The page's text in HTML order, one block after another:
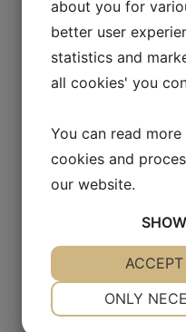
about you for
better user
statistics and
all cookies' you
You can read
cookies and
our website.
SHOW
YES NO
ONLY